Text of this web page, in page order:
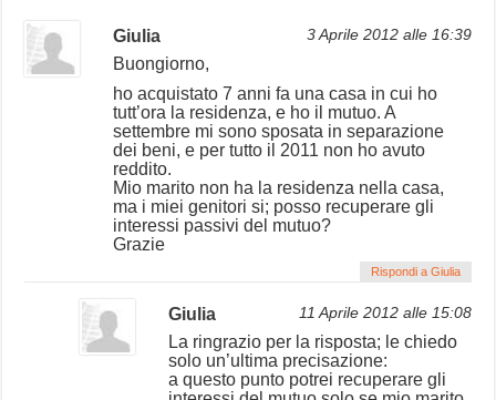
Giulia 3 Aprile 2012 alle 16:39
Buongiorno,
ho acquistato 7 anni fa una casa in cui ho
tutt’ora la residenza, e ho il mutuo. A
settembre mi sono sposata in separazione
dei beni, e per tutto il 2011 non ho avuto
reddito.
Mio marito non ha la residenza nella casa,
ma i miei genitori si; posso recuperare gli
interessi passivi del mutuo?
Grazie
Rispondi a Giulia
Giulia 11 Aprile 2012 alle 15:08
La ringrazio per la risposta; le chiedo
solo un’ultima precisazione:
a questo punto potrei recuperare gli